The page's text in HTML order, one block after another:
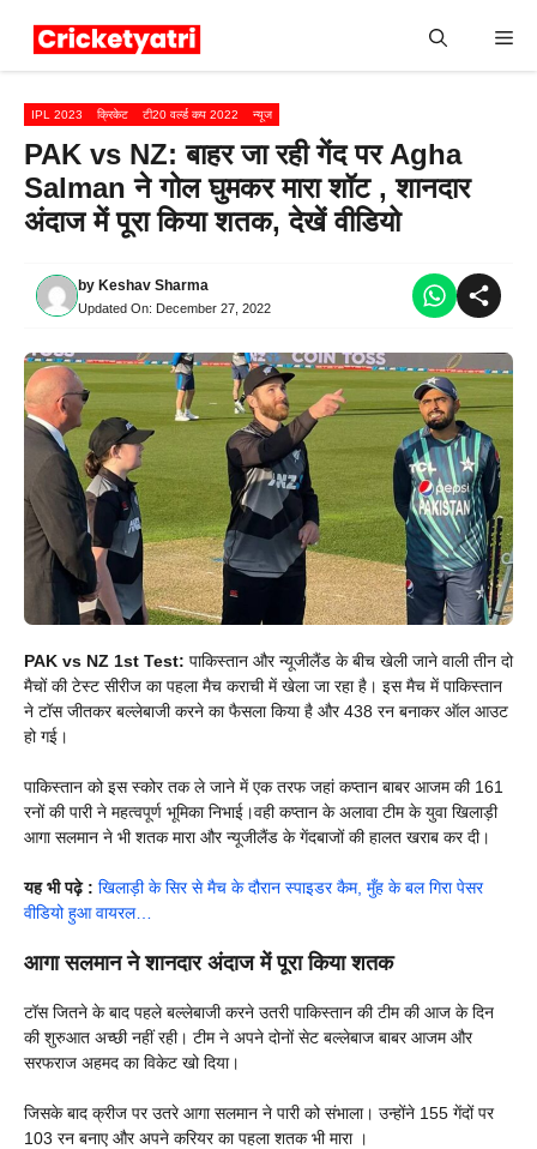
IPL 2023 क्रिकेट टी20 वर्ल्ड कप 2022 न्यूज
PAK vs NZ: बाहर जा रही गेंद पर Agha
Salman ने गोल घुमकर मारा शॉट , शानदार
अंदाज में पूरा किया शतक, देखें वीडियो
by Keshav Sharma
Updated On: December 27, 2022
PAK vs NZ 1st Test: पाकिस्तान और न्यूजीलैंड के बीच खेली जाने वाली तीन दो
मैचों की टेस्ट सीरीज का पहला मैच कराची में खेला जा रहा है। इस मैच में पाकिस्तान
ने टॉस जीतकर बल्लेबाजी करने का फैसला किया है और 438 रन बनाकर ऑल आउट
हो गई।
पाकिस्तान को इस स्कोर तक ले जाने में एक तरफ जहां कप्तान बाबर आजम की 161
रनों की पारी ने महत्वपूर्ण भूमिका निभाई।वही कप्तान के अलावा टीम के युवा खिलाड़ी
आगा सलमान ने भी शतक मारा और न्यूजीलैंड के गेंदबाजों की हालत खराब कर दी।
यह भी पढ़े : खिलाड़ी के सिर से मैच के दौरान स्पाइडर कैम, मुँह के बल गिरा पेसर
वीडियो हुआ वायरल…
आगा सलमान ने शानदार अंदाज में पूरा किया शतक
टॉस जितने के बाद पहले बल्लेबाजी करने उतरी पाकिस्तान की टीम की आज के दिन
की शुरुआत अच्छी नहीं रही। टीम ने अपने दोनों सेट बल्लेबाज बाबर आजम और
सरफराज अहमद का विकेट खो दिया।
जिसके बाद क्रीज पर उतरे आगा सलमान ने पारी को संभाला। उन्होंने 155 गेंदों पर
103 रन बनाए और अपने करियर का पहला शतक भी मारा ।